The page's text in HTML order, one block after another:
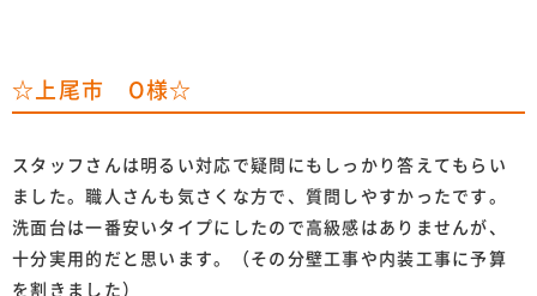
☆上尾市 O様☆
スタッフさんは明るい対応で疑問にもしっかり答えてもらい
ました。職人さんも気さくな方で、質問しやすかったです。
洗面台は一番安いタイプにしたので高級感はありませんが、
十分実用的だと思います。（その分壁工事や内装工事に予算
を割きました）